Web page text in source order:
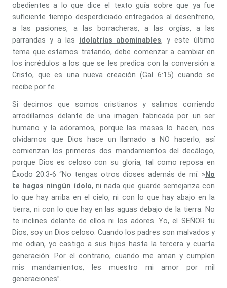
obedientes a lo que dice el texto guía sobre que ya fue
suficiente tiempo desperdiciado entregados al desenfreno,
a las pasiones, a las borracheras, a las orgías, a las
parrandas y a las idolatrías abominables, y este último
tema que estamos tratando, debe comenzar a cambiar en
los incrédulos a los que se les predica con la conversión a
Cristo, que es una nueva creación (Gal 6:15) cuando se
recibe por fe.
Si decimos que somos cristianos y salimos corriendo
arrodillarnos delante de una imagen fabricada por un ser
humano y la adoramos, porque las masas lo hacen, nos
olvidamos que Dios hace un llamado a NO hacerlo, así
comienzan los primeros dos mandamientos del decálogo,
porque Dios es celoso con su gloria, tal como reposa en
Éxodo 20:3-6 “No tengas otros dioses además de mí. » No
te hagas ningún ídolo, ni nada que guarde semejanza con
lo que hay arriba en el cielo, ni con lo que hay abajo en la
tierra, ni con lo que hay en las aguas debajo de la tierra. No
te inclines delante de ellos ni los adores. Yo, el SEÑOR tu
Dios, soy un Dios celoso. Cuando los padres son malvados y
me odian, yo castigo a sus hijos hasta la tercera y cuarta
generación. Por el contrario, cuando me aman y cumplen
mis mandamientos, les muestro mi amor por mil
generaciones”.